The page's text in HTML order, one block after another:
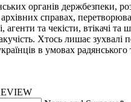
органів держбезпеки,
справах,
агенти та чекісти, втікачі
Хтось лишає
в умовах радянського